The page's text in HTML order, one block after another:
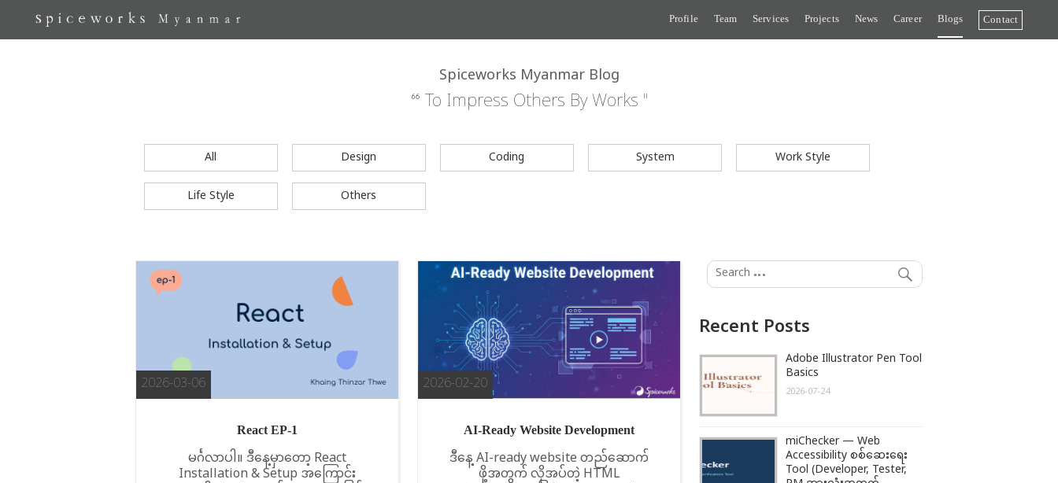
Profile Team Services Projects News Career Blogs Contact
Spiceworks Myanmar Blog
“ To Impress Others By Works "
All Design Coding System
Work Style
Life Style
Others
o
c
2026-03-06
React EP-1
မင်္ဂလာပါ။ ဒီနေ့မှာတော့ React
Installation & Setup အကြောင်း
2026-02-20
AI-Ready Website Development
ဒီနေ့ AI-ready website တည်ဆောက်
ဖို့အတွက် လိုအပ်တဲ့ HTML
Recent Posts
Adobe Illustrator Pen Tool
Basics
2026-07-24
miChecker — Web
Accessibility စစ်ဆေးရေး
Tool (Developer, Tester,